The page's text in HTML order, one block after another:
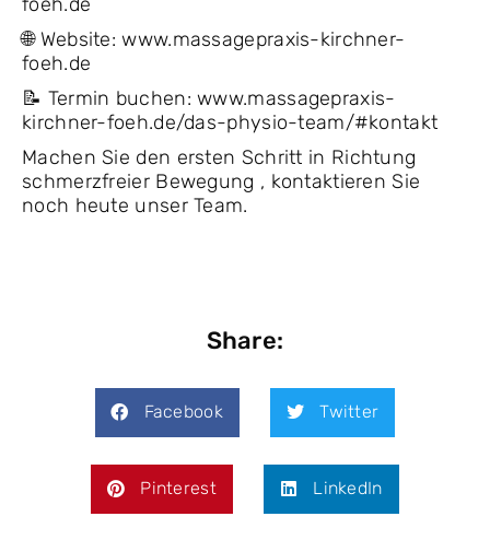
🌐 Website: www.massagepraxis-kirchner-
foeh.de
📝 Termin buchen: www.massagepraxis-
kirchner-foeh.de/das-physio-team/#kontakt
Machen Sie den ersten Schritt in Richtung
schmerzfreier Bewegung , kontaktieren Sie
noch heute unser Team.
Share:
Facebook Twitter
Pinterest LinkedIn